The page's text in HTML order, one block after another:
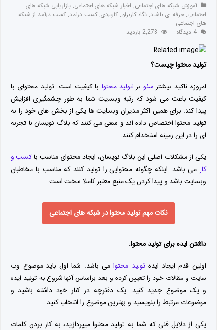
آموزش شبکه های اجتماعی, اخبار شبکه های اجتماعی,بازاریابی شبکه های
اجتماعی,حرفه ای باشید,نگاه کاربران,کاربردی,کسب درآمد,کسب درآمد از شبکه
های اجتماعی
4 دیدگاه
2,278 بازدید
تولید محتوا چیست؟
امروزه تاکید بیشتر سئو بر تولید محتوا با کیفیت است. تولید محتوای با
کیفیت باعث می شود که رتبه وبسایت شما به طور چشمگیری افزایش
پیدا کند. برای همین اکثر مدیران وبسایت ها یکی از بخش های خود را به
تولید محتوا اختصاص داده اند و سعی می کنند که بلاگ نویسان با تجربه
ای را در این زمینه استخدام کنند.
یکی از مشکلات اصلی این بلاگ نویسان، ایجاد محتوای مناسب با کسب و
کار می باشد. اینکه چگونه محتوایی را تولید کنند که مناسب با مخاطبان
وبسایت باشد و پیدا کردن یک منبع معتبر کاملا سخت است.
نکات مهم تولید محتوا در شبکه های اجتماعی
داشتن ایده برای تولید محتوا:
اولین قدم ایجاد ایده تولید محتوامی باشد. شما اول باید موضوع وب
سایت و مقالات خود را تعیین کرده و بعد براساس آنها شروع به تولید ایده
و یک موضوع جدید کنید. یک دفترچه در کنار خود داشته باشید و
موضوعات مرتبط را بنویسید و بهترین موضوع را انتخاب کنید.
یکی از دلایل فنی که شما به تولید محتوا میپردازید، به کار بردن کلمات